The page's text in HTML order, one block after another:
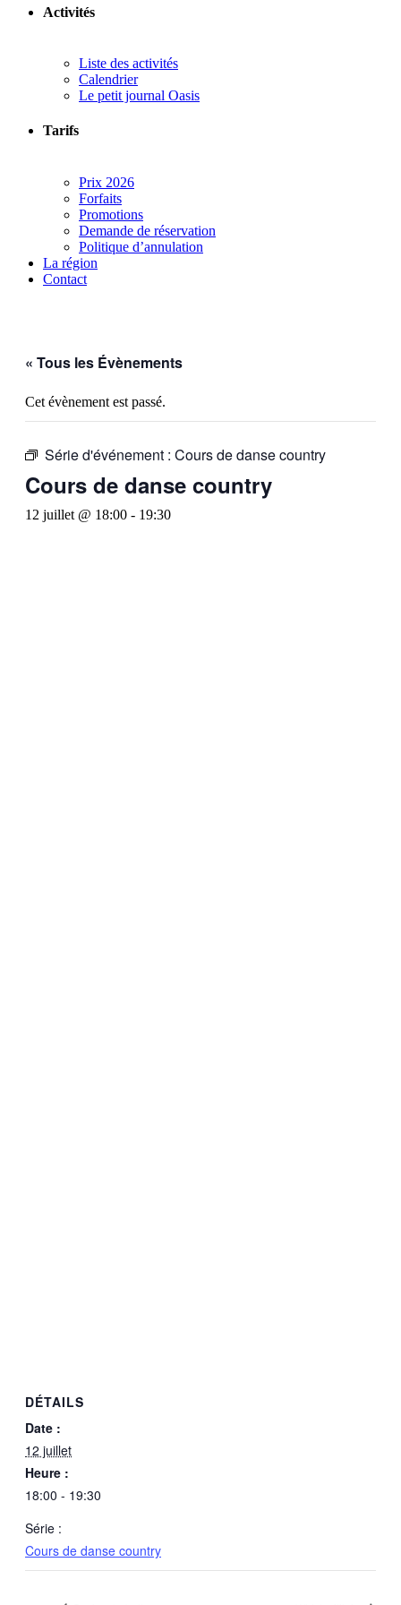
Activités
Liste des activités
Calendrier
Le petit journal Oasis
Tarifs
Prix 2026
Forfaits
Promotions
Demande de réservation
Politique d’annulation
La région
Contact
« Tous les Évènements
Cet évènement est passé.
Série d'événement : Cours de danse country
Cours de danse country
12 juillet @ 18:00 - 19:30
DÉTAILS
Date :
12 juillet
Heure :
18:00 - 19:30
Série :
Cours de danse country